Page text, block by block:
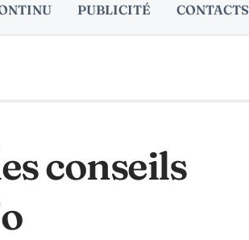
PUBLICITÉ CONTACTS
conseils